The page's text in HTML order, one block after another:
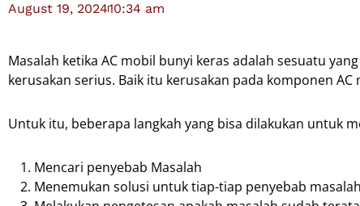
August 19, 202410:34 am
Masalah ketika AC mobil bunyi keras adalah sesuatu
kerusakan serius. Baik itu kerusakan pada komponen
Untuk itu, beberapa langkah yang bisa dilakukan untuk
Mencari penyebab Masalah
Menemukan solusi untuk tiap-tiap penyebab masalah